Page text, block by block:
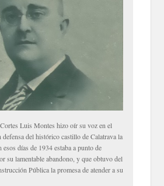
Luis Montes hizo oír su voz en el
defensa del histórico castillo de Calatrava la
esos días de 1934 estaba a punto de
su lamentable abandono, y que obtuvo del
Pública la promesa de atender a su